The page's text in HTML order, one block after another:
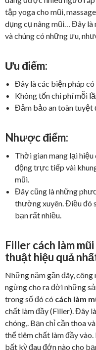
tập yoga cho mũi,
dụng cụ nâng mũi… Đây là
và chúng có những ưu,
Ưu điểm:
Đây là các biện pháp
Không tốn chi phí mỗi
Đảm bảo an toàn tuyệt
Nhược điểm:
Thời gian mang lại hiệu
động trực tiếp vài
mũi.
Đây cũng là những
thường xuyên. Điều đó
bạn rất nhiều.
Filler cách làm
thuật hiệu quả
Những năm gần đây,
ngừng cho ra đời những
trong số đó có cách làm
chất làm đầy (Filler). Đây
chóng,. Bạn chỉ cần thoa
thể tiêm chất làm đầy
bất kỳ đau đớn nào cho